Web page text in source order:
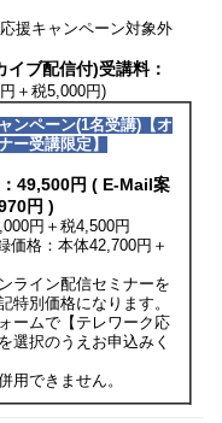
援キャンペーン対象外
ブ配信付)受講料：
円＋税5,000円)
ンペーン(1名受講)【オ
ー受講限定】
49,500円 ( E-Mail案
円 )
円＋税4,500円
格：本体42,700円＋
イン配信セミナーを
特別価格になります。
ムで【テレワーク応
選択のうえお申込みく
できません。